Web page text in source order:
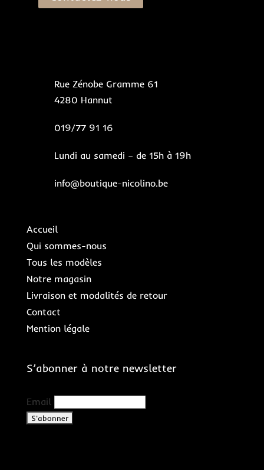
Rue Zénobe Gramme 61
4280 Hannut
019/77 91 16
Lundi au samedi – de 15h à 19h
info@boutique-nicolino.be
Accueil
Qui sommes-nous
Tous les modèles
Notre magasin
Livraison et modalités de retour
Contact
Mention légale
S’abonner à notre newsletter
Email